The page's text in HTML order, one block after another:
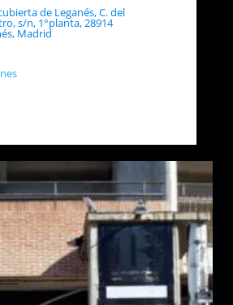
de Leganés, C. del
s/n, 1°planta, 28914
Madrid